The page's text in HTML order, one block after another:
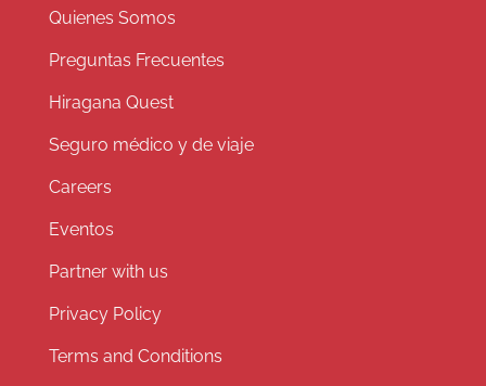
Quienes Somos
Preguntas Frecuentes
Hiragana Quest
Seguro médico y de viaje
Careers
Eventos
Partner with us
Privacy Policy
Terms and Conditions